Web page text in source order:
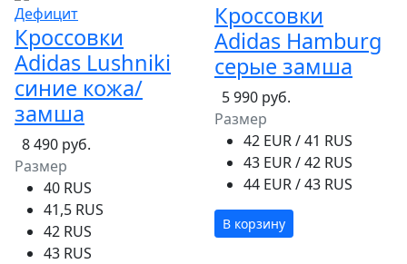
Дефицит
Кроссовки
Adidas Lushniki
синие кожа/
замша
8 490 руб.
Размер
40 RUS
41,5 RUS
42 RUS
43 RUS
Кроссовки
Adidas Hamburg
серые замша
5 990 руб.
Размер
42 EUR / 41 RUS
43 EUR / 42 RUS
44 EUR / 43 RUS
В корзину